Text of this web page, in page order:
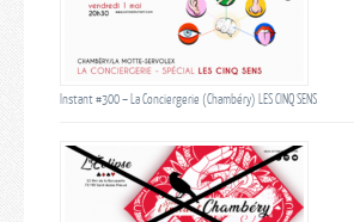
Instant #300 – La Conciergerie (Chambéry) LES CINQ SENS